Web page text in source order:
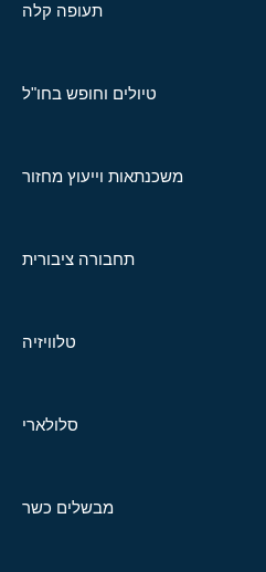
תעופה קלה
טיולים וחופש בחו"ל
משכנתאות וייעוץ מחזור
תחבורה ציבורית
טלוויזיה
סלולארי
מבשלים כשר